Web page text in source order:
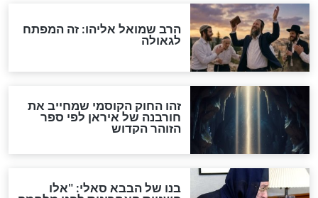
"לפני הגאולה תהיה אפיקורסות
והכחשה גדולה מאוד של
האמונה"
האם לאחר בוא המשיח יהיה
אפשר לחזור בתשובה?